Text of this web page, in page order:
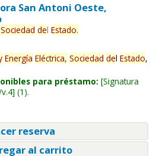
San Antoni Oeste,
Sociedad del Estado.
Energía Eléctrica, Sociedad del Estado,
para préstamo: Signatura
(1).
reserva
al carrito